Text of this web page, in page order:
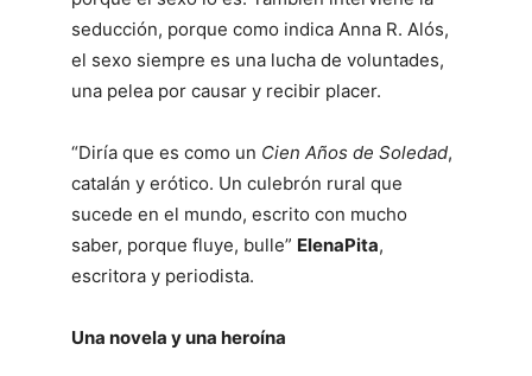
seducción, porque como indica Anna R. Alós,
el sexo siempre es una lucha de voluntades,
una pelea por causar y recibir placer.
“Diría que es como un Cien Años de Soledad,
catalán y erótico. Un culebrón rural que
sucede en el mundo, escrito con mucho
saber, porque fluye, bulle” ElenaPita,
escritora y periodista.
Una novela y una heroína